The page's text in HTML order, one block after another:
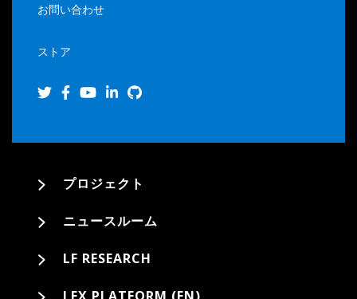
お問い合わせ
ストア
プロジェクト
ニュースルーム
LF RESEARCH